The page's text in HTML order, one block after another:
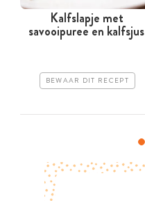
Kalfslapje met
savooipuree en kalfsjus
BEWAAR DIT RECEPT